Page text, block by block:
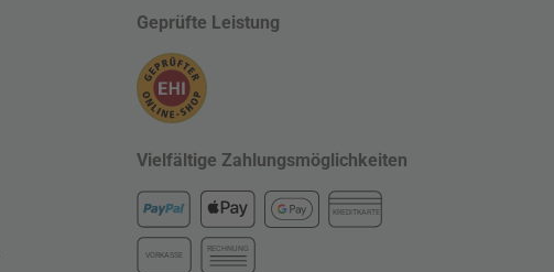
Geprüfte Leistung
Vielfältige Zahlungsmöglichkeiten
KREDITKARTE
VORKASSE
RECHNUNG